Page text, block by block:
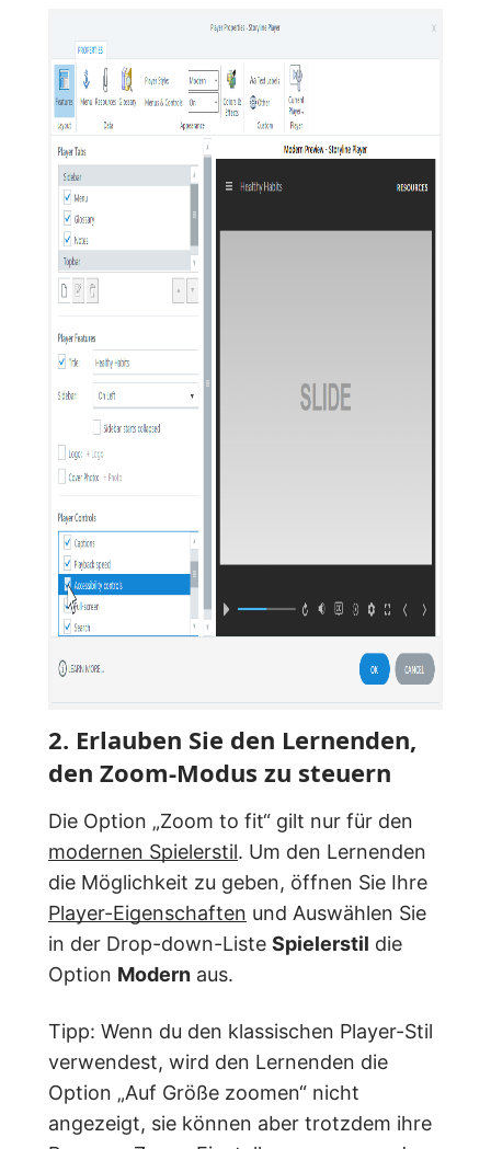
2. Erlauben Sie den Lernenden,
den Zoom-Modus zu steuern
Die Option „Zoom to fit“ gilt nur für den
modernen Spielerstil. Um den Lernenden
die Möglichkeit zu geben, öffnen Sie Ihre
Player-Eigenschaften und Auswählen Sie
in der Drop-down-Liste Spielerstil die
Option Modern aus.
Tipp: Wenn du den klassischen Player-Stil
verwendest, wird den Lernenden die
Option „Auf Größe zoomen“ nicht
angezeigt, sie können aber trotzdem ihre